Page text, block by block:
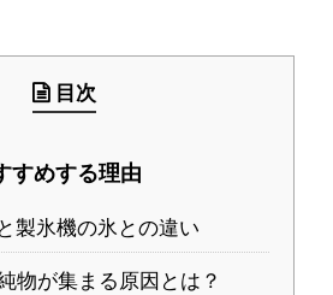
目次
すめする理由
製氷機の氷との違い
物が集まる原因とは？